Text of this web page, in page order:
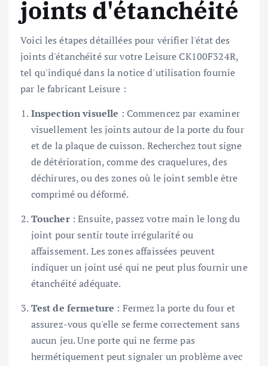
joints d'étanchéité
Voici les étapes détaillées pour vérifier l'état des
joints d'étanchéité sur votre Leisure CK100F324R,
tel qu'indiqué dans la notice d'utilisation fournie
par le fabricant Leisure :
Inspection visuelle : Commencez par examiner
visuellement les joints autour de la porte du four
et de la plaque de cuisson. Recherchez tout signe
de détérioration, comme des craquelures, des
déchirures, ou des zones où le joint semble être
comprimé ou déformé.
Toucher: Ensuite, passez votre main le long du
joint pour sentir toute irrégularité ou
affaissement. Les zones affaissées peuvent
indiquer un joint usé qui ne peut plus fournir une
étanchéité adéquate.
Test de fermeture : Fermez la porte du four et
assurez-vous qu'elle se ferme correctement sans
aucun jeu. Une porte qui ne ferme pas
hermétiquement peut signaler un problème avec